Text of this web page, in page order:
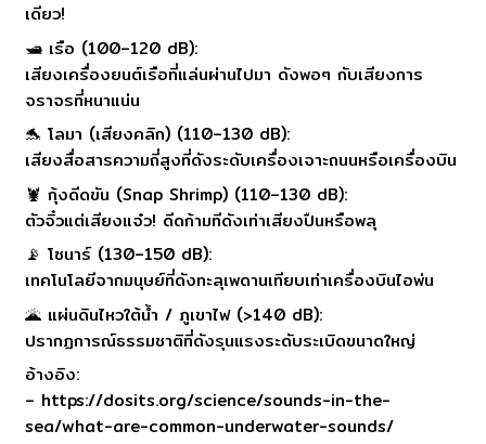
เดียว!
🛥️ เรือ (100–120 dB):
เสียงเครื่องยนต์เรือที่แล่นผ่านไปมา ดังพอๆ กับเสียงการ
จราจรที่หนาแน่น
🐬 โลมา (เสียงคลิก) (110–130 dB):
เสียงสื่อสารความถี่สูงที่ดังระดับเครื่องเจาะถนนหรือเครื่องบิน
🦞 กุ้งดีดขัน (Snap Shrimp) (110–130 dB):
ตัวจิ๋วแต่เสียงแจ๋ว! ดีดก้ามทีดังเท่าเสียงปืนหรือพลุ
📡 โซนาร์ (130–150 dB):
เทคโนโลยีจากมนุษย์ที่ดังทะลุเพดานเทียบเท่าเครื่องบินไอพ่น
🌋 แผ่นดินไหวใต้น้ำ / ภูเขาไฟ (>140 dB):
ปรากฏการณ์ธรรมชาติที่ดังรุนแรงระดับระเบิดขนาดใหญ่
อ้างอิง:
– https://dosits.org/science/sounds-in-the-
sea/what-are-common-underwater-sounds/